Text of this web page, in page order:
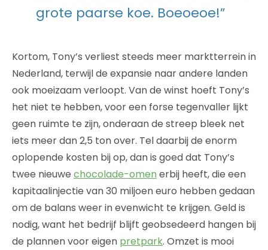
grote paarse koe. Boeoeoe!”
Kortom, Tony’s verliest steeds meer marktterrein in
Nederland, terwijl de expansie naar andere landen
ook moeizaam verloopt. Van de winst hoeft Tony’s
het niet te hebben, voor een forse tegenvaller lijkt
geen ruimte te zijn, onderaan de streep bleek net
iets meer dan 2,5 ton over. Tel daarbij de enorm
oplopende kosten bij op, dan is goed dat Tony’s
twee nieuwe chocolade-omen erbij heeft, die een
kapitaalinjectie van 30 miljoen euro hebben gedaan
om de balans weer in evenwicht te krijgen. Geld is
nodig, want het bedrijf blijft geobsedeerd hangen bij
de plannen voor eigen pretpark. Omzet is mooi